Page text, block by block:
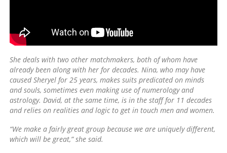
She deals with two other matchmakers, both of whom have
already been along with her for decades. Nina, who may have
caused Sheryel for 25 years, makes suits predicated on minds
and souls, sometimes even making use of numerology and
astrology. David, at the same time, is in the staff for 11 decades
and relies on realities and logic to get in touch men and women.
“We make a fairly great group because we are uniquely different,
which will be great,” she said.